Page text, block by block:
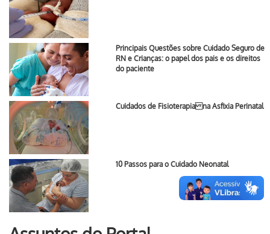
Principais Questões sobre Cuidado Seguro de
RN e Crianças: o papel dos pais e os direitos
do paciente
Cuidados de Fisioterapia na Asfixia Perinatal
10 Passos para o Cuidado Neonatal